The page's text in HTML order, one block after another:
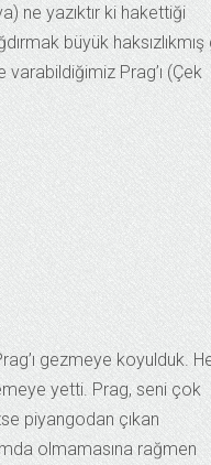
ne yazıktır ki hakettiği
büyük haksızlıkmış
Prag’ı (Çek
gezmeye koyulduk.
yetti. Prag, seni çok
piyangodan çıkan
olmamasına rağmen